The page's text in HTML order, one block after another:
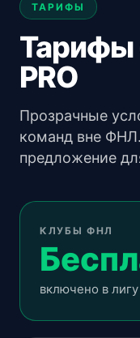
ТАРИФЫ
Тарифы
PRO
Прозрачные
команд вне
предложение
КЛУБЫ ФНЛ
включено в